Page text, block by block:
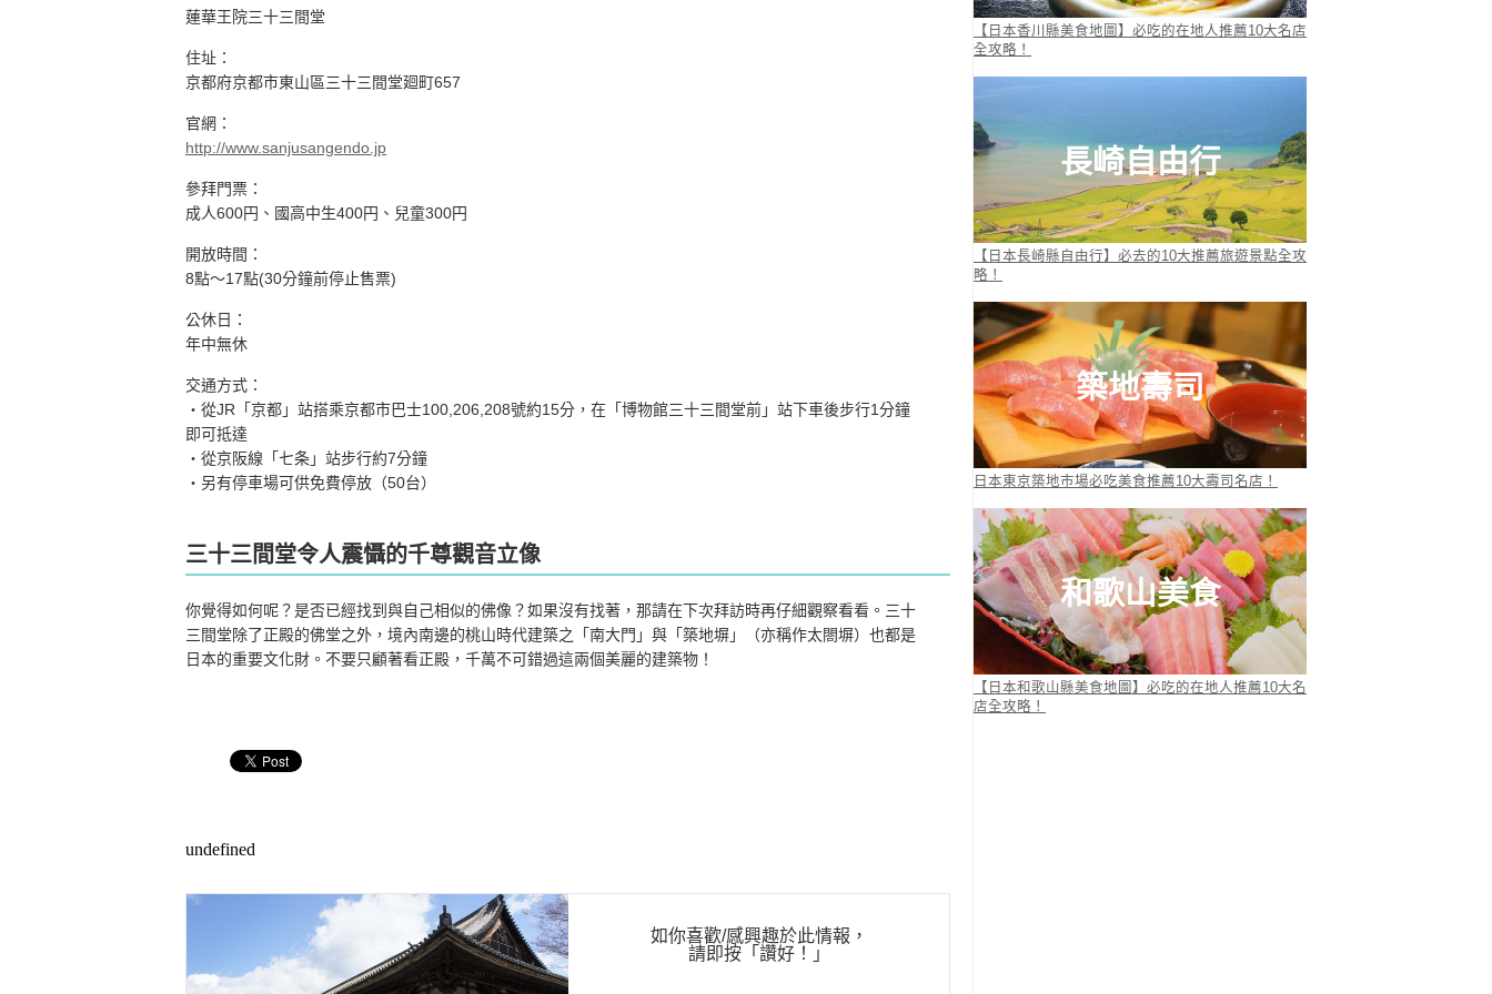
蓮華王院三十三間堂
住址：
京都府京都市東山區三十三間堂廻町657
官網：
http://www.sanjusangendo.jp
參拜門票：
成人600円、國高中生400円、兒童300円
開放時間：
8點～17點(30分鐘前停止售票)
公休日：
年中無休
交通方式：
・從JR「京都」站搭乘京都市巴士100,206,208號約15分，在「博物館三十三間堂前」站下車後步行1分鐘
即可抵達
・從京阪線「七条」站步行約7分鐘
・另有停車場可供免費停放（50台）
三十三間堂令人震懾的千尊觀音立像
你覺得如何呢？是否已經找到與自己相似的佛像？如果沒有找著，那請在下次拜訪時再仔細觀察看看。三十
三間堂除了正殿的佛堂之外，境內南邊的桃山時代建築之「南大門」與「築地塀」（亦稱作太閤塀）也都是
日本的重要文化財。不要只顧著看正殿，千萬不可錯過這兩個美麗的建築物！
如你喜歡/感興趣於此情報，
請即按「讚好！」
【日本香川縣美食地圖】必吃的在地人推薦10大名店
全攻略！
長崎自由行
【日本長崎縣自由行】必去的10大推薦旅遊景點全攻
略！
築地壽司
日本東京築地市場必吃美食推薦10大壽司名店！
和歌山美食
【日本和歌山縣美食地圖】必吃的在地人推薦10大名
店全攻略！